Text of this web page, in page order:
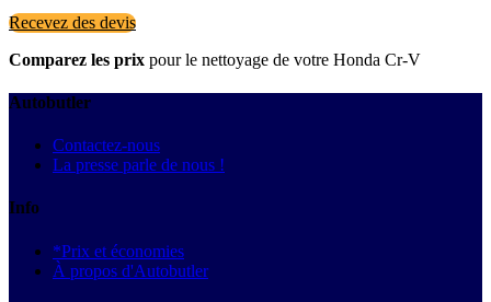
Recevez des devis
Comparez les prix pour le nettoyage de votre Honda Cr-V
Autobutler
Contactez-nous
La presse parle de nous !
Info
*Prix et économies
À propos d'Autobutler